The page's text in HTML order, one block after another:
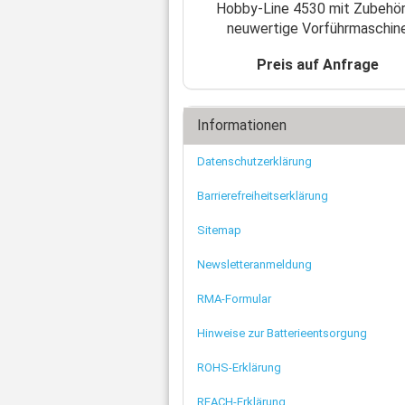
Hobby-Line 4530 mit
neuwertige
Preis auf Anfrage
Informationen
Datenschutzerklärung
Barrierefreiheitserklärung
Sitemap
Newsletteranmeldung
RMA-Formular
Hinweise zur Batterieentsorgung
ROHS-Erklärung
REACH-Erklärung